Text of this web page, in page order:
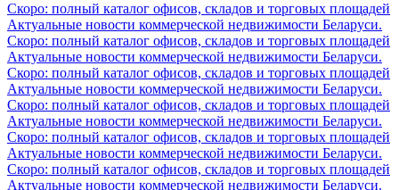
Скоро: полный каталог офисов, складов и торговых площадей
Актуальные новости коммерческой недвижимости Беларуси.
Скоро: полный каталог офисов, складов и торговых площадей
Актуальные новости коммерческой недвижимости Беларуси.
Скоро: полный каталог офисов, складов и торговых площадей
Актуальные новости коммерческой недвижимости Беларуси.
Скоро: полный каталог офисов, складов и торговых площадей
Актуальные новости коммерческой недвижимости Беларуси.
Скоро: полный каталог офисов, складов и торговых площадей
Актуальные новости коммерческой недвижимости Беларуси.
Скоро: полный каталог офисов, складов и торговых площадей
Актуальные новости коммерческой недвижимости Беларуси.